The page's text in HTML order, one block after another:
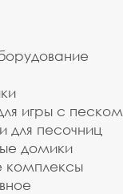
игры с песком
для песочниц
домики
комплексы